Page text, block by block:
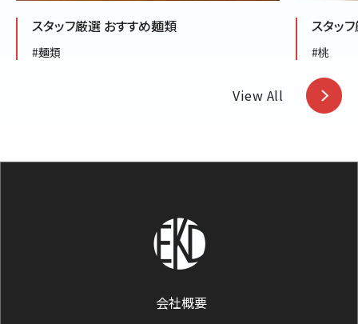
スタッフ厳選 おすすめ麺類
#麺類
スタッ
#桃
View All
会社概要